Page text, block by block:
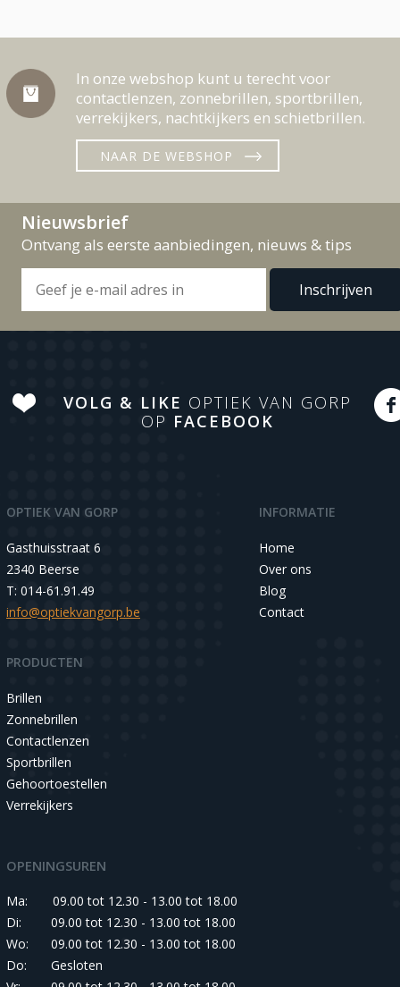
In onze webshop kunt u terecht voor
contactlenzen, zonnebrillen, sportbrillen,
verrekijkers, nachtkijkers en schietbrillen.
NAAR DE WEBSHOP
Nieuwsbrief
Ontvang als eerste aanbiedingen, nieuws & tips
VOLG & LIKE OPTIEK VAN GORP
OP FACEBOOK
OPTIEK VAN GORP
Gasthuisstraat 6
2340 Beerse
T: 014-61.91.49
info@optiekvangorp.be
INFORMATIE
Home
Over ons
Blog
Contact
PRODUCTEN
Brillen
Zonnebrillen
Contactlenzen
Sportbrillen
Gehoortoestellen
Verrekijkers
OPENINGSUREN
Ma:
09.00 tot 12.30 - 13.00 tot 18.00
Di:
09.00 tot 12.30 - 13.00 tot 18.00
Wo:
09.00 tot 12.30 - 13.00 tot 18.00
Do:
Gesloten